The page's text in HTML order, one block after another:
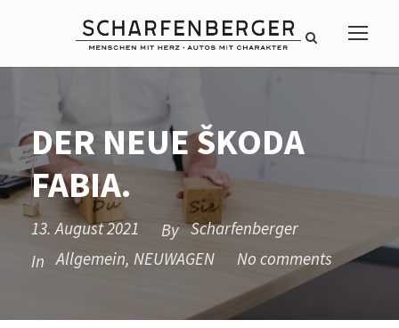
DER NEUE ŠKODA
FABIA.
13. August 2021 By Scharfenberger
In Allgemein, NEUWAGEN No comments